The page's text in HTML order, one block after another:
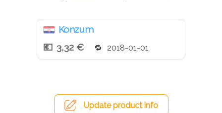
Konzum
3,32 €
2018-01-01
Update product info